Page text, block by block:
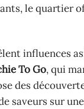
le quartier
influences
To Go, qui
des
saveurs sur